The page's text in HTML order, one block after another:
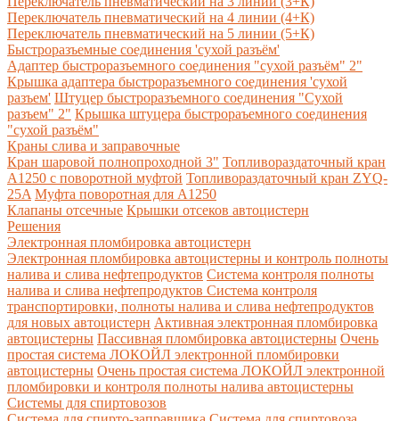
Переключатель пневматический на 4 линии (4+К)
Переключатель пневматический на 5 линии (5+К)
Быстроразъемные соединения 'сухой разъём'
Адаптер быстроразъемного соединения "сухой разъём" 2"
Крышка адаптера быстроразъемного соединения 'сухой
разъем' Штуцер быстроразъемного соединения "Сухой
разъем" 2" Крышка штуцера быстрораъемного соединения
"сухой разъём"
Краны слива и заправочные
Кран шаровой полнопроходной 3" Топливораздаточный кран
A1250 с поворотной муфтой Топливораздаточный кран ZYQ-
25A Муфта поворотная для А1250
Клапаны отсечные Крышки отсеков автоцистерн
Решения
Электронная пломбировка автоцистерн
Электронная пломбировка автоцистерны и контроль полноты
налива и слива нефтепродуктов Система контроля полноты
налива и слива нефтепродуктов Система контроля
транспортировки, полноты налива и слива нефтепродуктов
для новых автоцистерн Активная электронная пломбировка
автоцистерны Пассивная пломбировка автоцистерны Очень
простая система ЛОКОЙЛ электронной пломбировки
автоцистерны Очень простая система ЛОКОЙЛ электронной
пломбировки и контроля полноты налива автоцистерны
Системы для спиртовозов